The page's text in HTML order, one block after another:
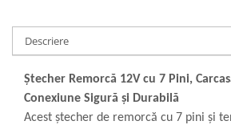
Becuri Led Auto
Becuri Xenon Auto
Seturi de Becuri Auto
Faruri Camioane, Utilaje &
Tractoare
Descriere
Ștecher Remorcă 12V cu 7 Pini,
Conexiune Sigură și Durabilă
Acest ștecher de remorcă cu 7 pini și